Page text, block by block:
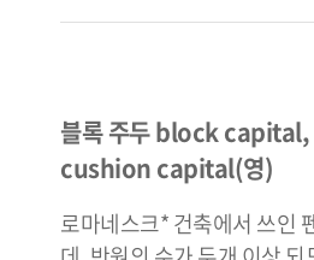
블록 주두 block capital,
cushion capital(영)
로마네스크* 건축에서 쓰인